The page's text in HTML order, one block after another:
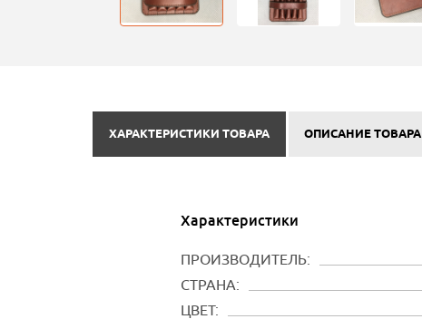
ХАРАКТЕРИСТИКИ ТОВАРА ОПИСАНИЕ ТОВАРА
Характеристики
ПРОИЗВОДИТЕЛЬ:
СТРАНА:
ЦВЕТ: